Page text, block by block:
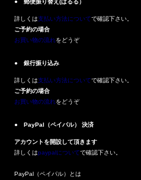
● 郵便振り替え(ぱるる）
詳しくは支払い方法についてで確認下さい。
ご予約の場合
お買い物の流れをどうぞ
● 銀行振り込み
詳しくは支払い方法についてで確認下さい。
ご予約の場合
お買い物の流れをどうぞ
● PayPal（ペイパル） 決済
アカウントを開設して頂きます
詳しくはpaypalについてで確認下さい。
PayPal（ペイパル）とは